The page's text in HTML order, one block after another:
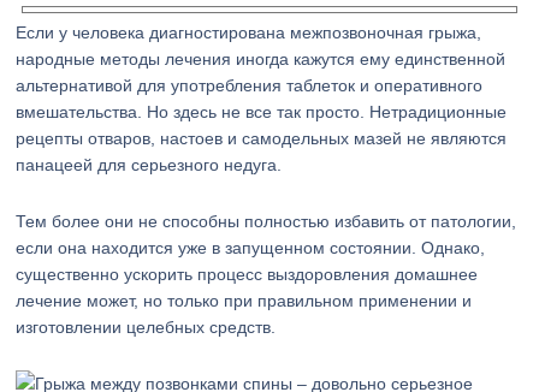
Если у человека диагностирована межпозвоночная грыжа,
народные методы лечения иногда кажутся ему единственной
альтернативой для употребления таблеток и оперативного
вмешательства. Но здесь не все так просто. Нетрадиционные
рецепты отваров, настоев и самодельных мазей не являются
панацеей для серьезного недуга.
Тем более они не способны полностью избавить от патологии,
если она находится уже в запущенном состоянии. Однако,
существенно ускорить процесс выздоровления домашнее
лечение может, но только при правильном применении и
изготовлении целебных средств.